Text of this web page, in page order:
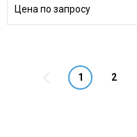
Цена по запросу
1 2